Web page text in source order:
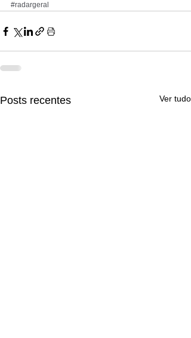
#radargeral
Posts recentes Ver tudo